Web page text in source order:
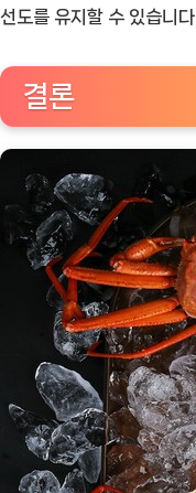
선도를 유지할 수 있습니다.
결론